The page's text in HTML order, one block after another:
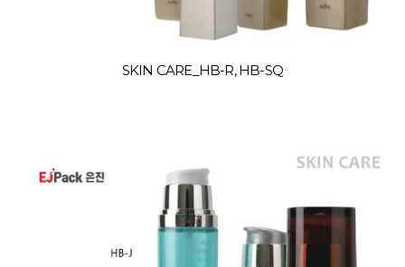
SKIN CARE_HB-R, HB-SQ